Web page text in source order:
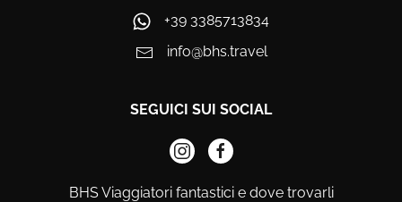
+39 3385713834
info@bhs.travel
SEGUICI SUI SOCIAL
BHS Viaggiatori fantastici e dove trovarli